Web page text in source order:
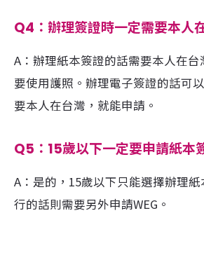
Q4：辦理簽證時一定需要本人
A：辦理紙本簽證的話需要本人在
要使用護照。辦理電子簽證的話可
要本人在台灣，就能申請。
Q5：15歲以下一定要申請紙本
A：是的，15歲以下只能選擇辦理
行的話則需要另外申請WEG。